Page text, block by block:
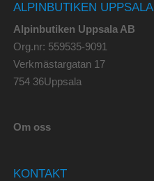
ALPINBUTIKEN UPPSALA
Alpinbutiken Uppsala AB
Org.nr: 559535-9091
Verkmästargatan 17
754 36Uppsala
Om oss
KONTAKT